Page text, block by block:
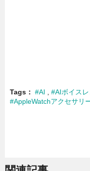
Tags #AI #AIボイス
#AppleWatchアクセサリ